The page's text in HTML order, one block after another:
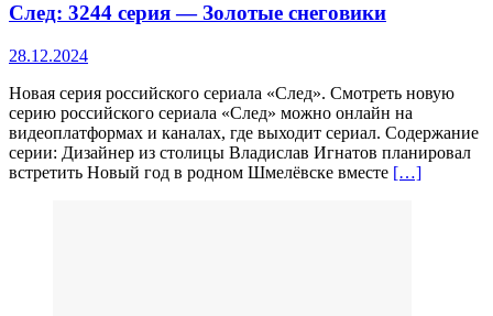
След: 3244 серия — Золотые снеговики
28.12.2024
Новая серия российского сериала «След». Смотреть новую
серию российского сериала «След» можно онлайн на
видеоплатформах и каналах, где выходит сериал. Содержание
серии: Дизайнер из столицы Владислав Игнатов планировал
встретить Новый год в родном Шмелёвске вместе […]